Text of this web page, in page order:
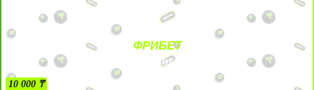
ФРИБЕТ
БЕЗ УСЛОВИЙ
10 000 ₸